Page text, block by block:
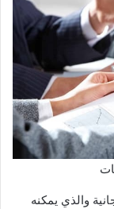
والذي يمكنه